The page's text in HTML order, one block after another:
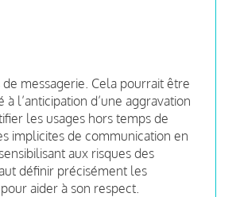
messagerie. Cela pourrait être
l’anticipation d’une aggravation
les usages hors temps de
implicites de communication en
aux risques des
définir précisément les
aider à son respect.